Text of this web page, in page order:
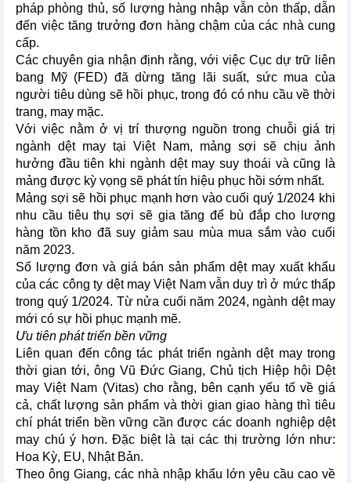
pháp phòng thủ, số lượng hàng nhập vẫn còn thấp, dẫn
đến việc tăng trưởng đơn hàng chậm của các nhà cung
cấp.
Các chuyên gia nhận định rằng, với việc Cục dự trữ liên
bang Mỹ (FED) đã dừng tăng lãi suất, sức mua của
người tiêu dùng sẽ hồi phục, trong đó có nhu cầu về thời
trang, may mặc.
Với việc nằm ở vị trí thượng nguồn trong chuỗi giá trị
ngành dệt may tại Việt Nam, mảng sợi sẽ chịu ảnh
hưởng đầu tiên khi ngành dệt may suy thoái và cũng là
mảng được kỳ vọng sẽ phát tín hiệu phục hồi sớm nhất.
Mảng sợi sẽ hồi phục mạnh hơn vào cuối quý 1/2024 khi
nhu cầu tiêu thụ sợi sẽ gia tăng để bù đắp cho lượng
hàng tồn kho đã suy giảm sau mùa mua sắm vào cuối
năm 2023.
Số lượng đơn và giá bán sản phẩm dệt may xuất khẩu
của các công ty dệt may Việt Nam vẫn duy trì ở mức thấp
trong quý 1/2024. Từ nửa cuối năm 2024, ngành dệt may
mới có sự hồi phục mạnh mẽ.
Ưu tiên phát triển bền vững
Liên quan đến công tác phát triển ngành dệt may trong
thời gian tới, ông Vũ Đức Giang, Chủ tịch Hiệp hội Dệt
may Việt Nam (Vitas) cho rằng, bên cạnh yếu tố về giá
cả, chất lượng sản phẩm và thời gian giao hàng thì tiêu
chí phát triển bền vững cần được các doanh nghiệp dệt
may chú ý hơn. Đặc biệt là tại các thị trường lớn như:
Hoa Kỳ, EU, Nhật Bản.
Theo ông Giang, các nhà nhập khẩu lớn yêu cầu cao về